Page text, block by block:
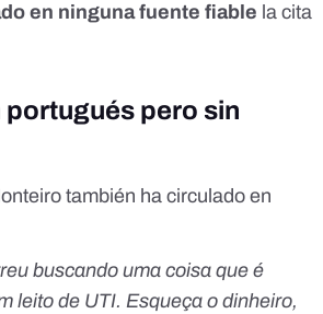
en ninguna fuente fiable la cita
portugués pero sin
también ha circulado en
buscando uma coisa que é
leito de UTI. Esqueça o dinheiro,